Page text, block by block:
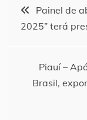
Navegação
Painel de
2025” terá
Piauí –
Brasil,